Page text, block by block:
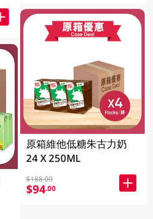
原箱維他低糖朱古力奶
24 X 250ML
$188.00
$94.00